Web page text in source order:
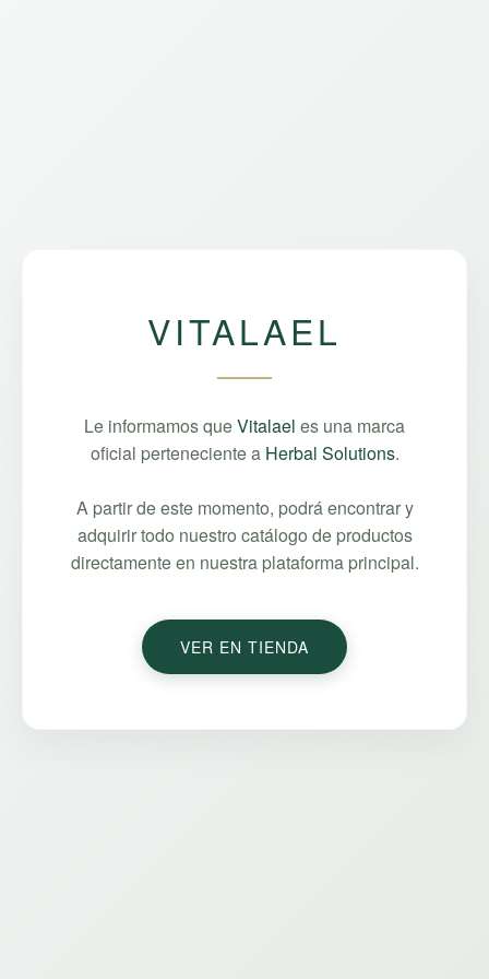
VITALAEL
Le informamos queVitalael es una marca
oficial perteneciente a Herbal Solutions.
A partir de este momento, podrá encontrar y
adquirir todo nuestro catálogo de productos
directamente en nuestra plataforma principal.
VER EN TIENDA